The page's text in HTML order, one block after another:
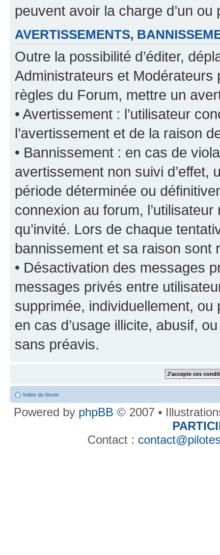
peuvent avoir la charge d’un
AVERTISSEMENTS,
Outre la possibilité d’éditer,
Administrateurs et
règles du Forum, mettre un
• Avertissement : l’utilisateur
l’avertissement et de la raison
• Bannissement : en cas de
avertissement non suivi d’effet,
période déterminée ou
connexion au forum,
qu’invité. Lors de chaque
bannissement et sa raison sont
• Désactivation des messages
messages privés entre
supprimée, individuellement, ou
en cas d’usage illicite, abusif,
sans préavis.
Index du forum
Powered by phpBB © 2007 •
Contact :